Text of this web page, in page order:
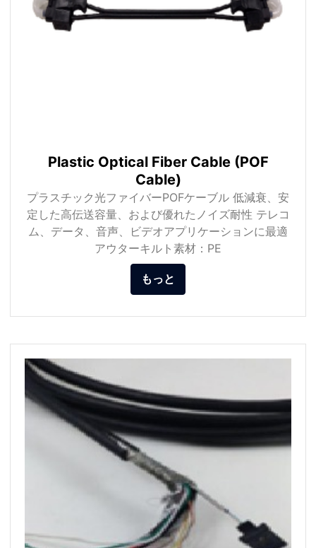
Plastic Optical Fiber Cable (POF
Cable)
プラスチック光ファイバーPOFケーブル 低減衰、安
定した高伝送容量、および優れたノイズ耐性 テレコ
ム、データ、音声、ビデオアプリケーションに最適
アウターキルト素材：PE
もっと